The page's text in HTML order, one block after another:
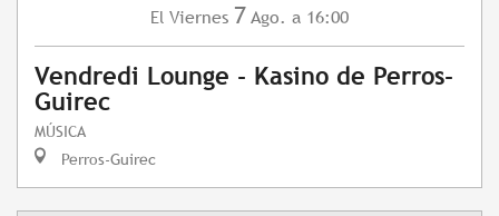
El Viernes 7 Ago. a 16:00
Vendredi Lounge - Kasino de Perros-
Guirec
MÚSICA
Perros-Guirec